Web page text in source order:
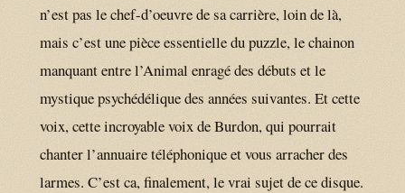
n’est pas le chef-d’oeuvre de sa carrière, loin de là,
mais c’est une pièce essentielle du puzzle, le chainon
manquant entre l’Animal enragé des débuts et le
mystique psychédélique des années suivantes. Et cette
voix, cette incroyable voix de Burdon, qui pourrait
chanter l’annuaire téléphonique et vous arracher des
larmes. C’est ca, finalement, le vrai sujet de ce disque.